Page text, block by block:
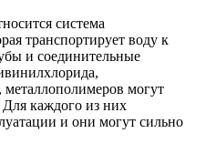
система
транспортирует воду к
и соединительные
могут
Для каждого из них
и они могут сильно